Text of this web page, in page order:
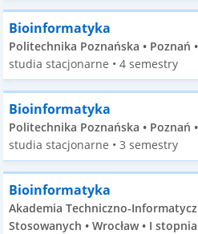
Bioinformatyka
Politechnika Poznańska • Poznań
studia stacjonarne • 4 semestry
Bioinformatyka
Politechnika Poznańska • Poznań
studia stacjonarne • 3 semestry
Bioinformatyka
Akademia Techniczno-
Stosowanych • Wrocław • I stopnia